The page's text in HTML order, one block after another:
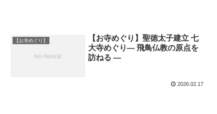
【お寺めぐり】
【お寺めぐり】聖徳太子建立 七
大寺めぐり― 飛鳥仏教の原点を
訪ねる ―
2026.02.17